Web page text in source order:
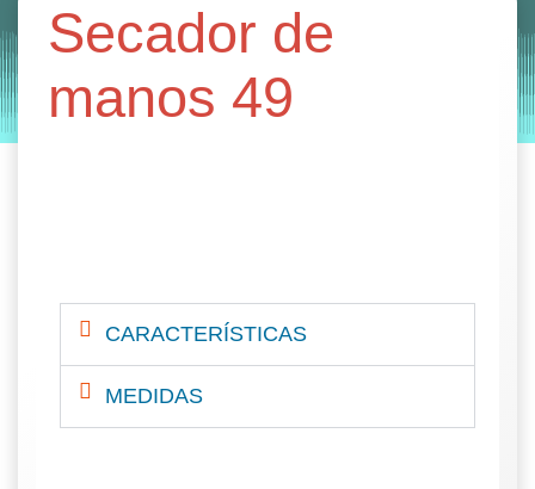
by Entorno on noviembre 15, 2019
Secador de
manos 49
CARACTERÍSTICAS
MEDIDAS